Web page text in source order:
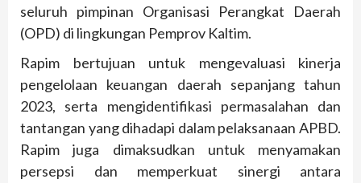
seluruh pimpinan Organisasi Perangkat Daerah
(OPD) di lingkungan Pemprov Kaltim.
Rapim bertujuan untuk mengevaluasi kinerja
pengelolaan keuangan daerah sepanjang tahun
2023, serta mengidentifikasi permasalahan dan
tantangan yang dihadapi dalam pelaksanaan APBD.
Rapim juga dimaksudkan untuk menyamakan
persepsi dan memperkuat sinergi antara